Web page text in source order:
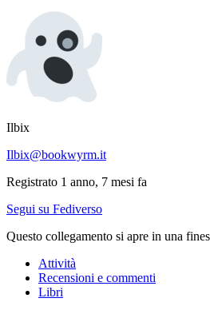
Ilbix
Ilbix@bookwyrm.it
Registrato 1 anno, 7 mesi fa
Segui su Fediverso
Questo collegamento si apre in una
Attività
Recensioni e commenti
Libri